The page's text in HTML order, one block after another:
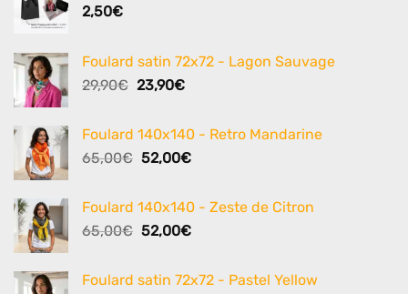
2,50€
Foulard satin 72x72 - Lagon Sauvage
29,90€ Le
était :
29,90€.
23,90€Le
est :
23,90€.
Foulard 140x140 - Retro Mandarine
65,00€ Le
était :
65,00€.
52,00€Le
est :
52,00€.
Foulard 140x140 - Zeste de Citron
65,00€ Le
était :
52,00€Le
est :
Foulard satin 72x72 - Pastel Yellow